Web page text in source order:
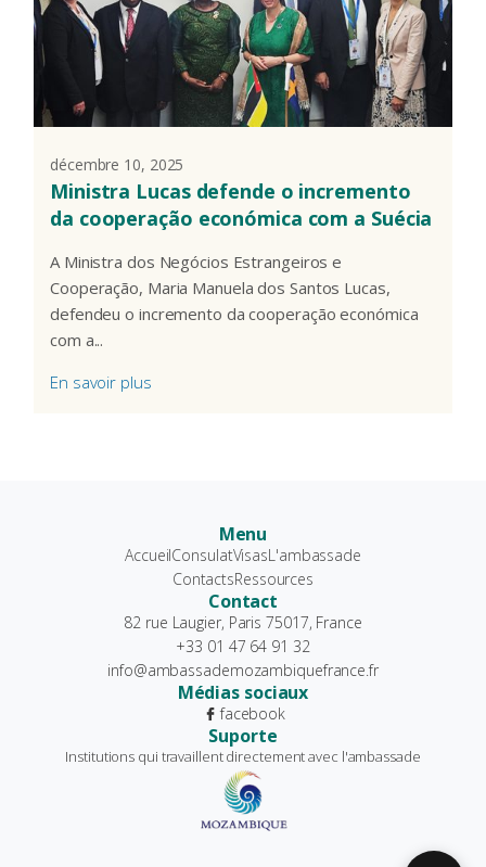
décembre 10, 2025
Ministra Lucas defende o incremento
da cooperação económica com a Suécia
A Ministra dos Negócios Estrangeiros e
Cooperação, Maria Manuela dos Santos Lucas,
defendeu o incremento da cooperação económica
com a...
En savoir plus
Suporte
Institutions qui travaillent directement avec l'ambassade
Menu
AccueilConsulatVisasL'ambassade
ContactsRessources
Contact
82 rue Laugier, Paris 75017, France
+33 01 47 64 91 32
info@ambassademozambiquefrance.fr
Médias sociaux
facebook